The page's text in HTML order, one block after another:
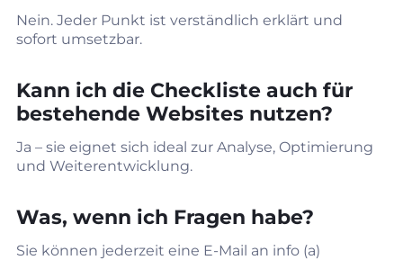
Nein. Jeder Punkt ist verständlich erklärt und
sofort umsetzbar.
Kann ich die Checkliste auch für
bestehende Websites nutzen?
Ja – sie eignet sich ideal zur Analyse, Optimierung
und Weiterentwicklung.
Was, wenn ich Fragen habe?
Sie können jederzeit eine E‑Mail an info (a)